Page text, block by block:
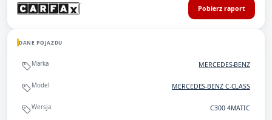
Pobierz raport
DANE POJAZDU
Marka MERCEDES-BENZ
Model MERCEDES-BENZ C-CLASS
Wersja C300 4MATIC